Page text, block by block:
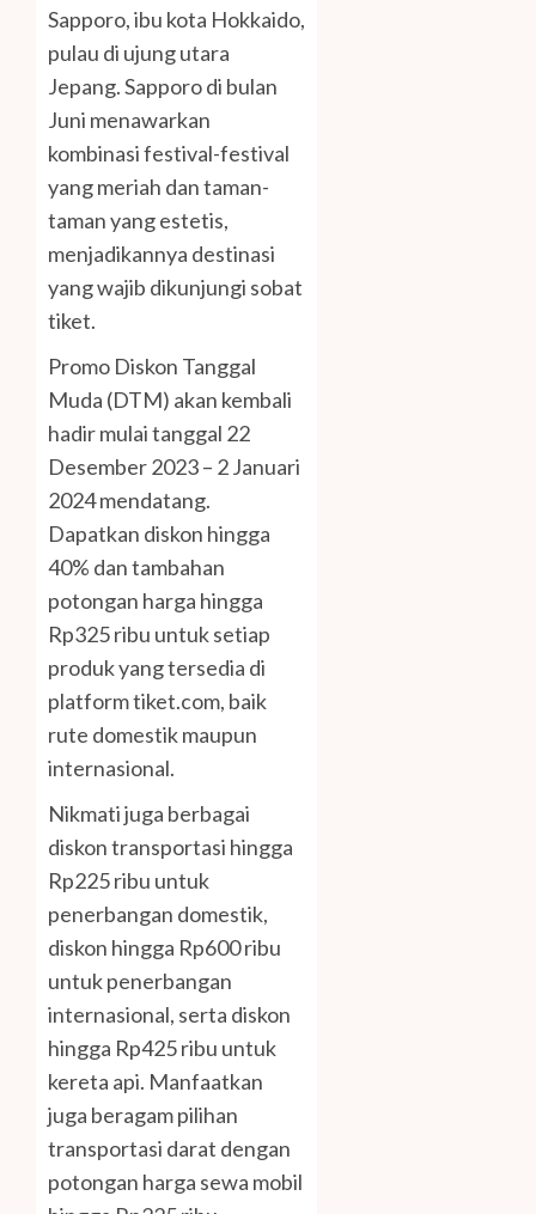
Sapporo, ibu kota Hokkaido,
pulau di ujung utara
Jepang. Sapporo di bulan
Juni menawarkan
kombinasi festival-festival
yang meriah dan taman-
taman yang estetis,
menjadikannya destinasi
yang wajib dikunjungi sobat
tiket.
Promo Diskon Tanggal
Muda (DTM) akan kembali
hadir mulai tanggal 22
Desember 2023 – 2 Januari
2024 mendatang.
Dapatkan diskon hingga
40% dan tambahan
potongan harga hingga
Rp325 ribu untuk setiap
produk yang tersedia di
platform tiket.com, baik
rute domestik maupun
internasional.
Nikmati juga berbagai
diskon transportasi hingga
Rp225 ribu untuk
penerbangan domestik,
diskon hingga Rp600 ribu
untuk penerbangan
internasional, serta diskon
hingga Rp425 ribu untuk
kereta api. Manfaatkan
juga beragam pilihan
transportasi darat dengan
potongan harga sewa mobil